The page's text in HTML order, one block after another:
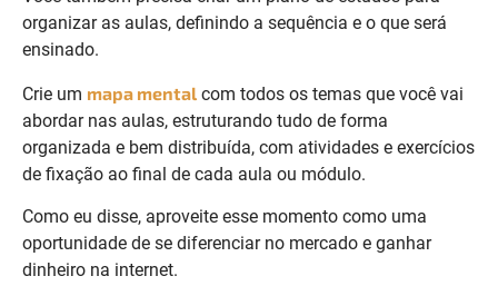
organizar as aulas, definindo a sequência e o que será
ensinado.
Crie um mapa mental com todos os temas que você vai
abordar nas aulas, estruturando tudo de forma
organizada e bem distribuída, com atividades e exercícios
de fixação ao final de cada aula ou módulo.
Como eu disse, aproveite esse momento como uma
oportunidade de se diferenciar no mercado e ganhar
dinheiro na internet.